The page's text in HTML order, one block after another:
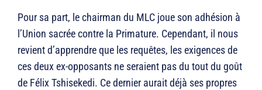
Pour sa part, le chairman du MLC joue son adhésion à
l’Union sacrée contre la Primature. Cependant, il nous
revient d’apprendre que les requêtes, les exigences de
ces deux ex-opposants ne seraient pas du tout du goût
de Félix Tshisekedi. Ce dernier aurait déjà ses propres